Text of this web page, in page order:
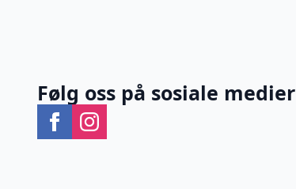
Følg oss på sosiale medier